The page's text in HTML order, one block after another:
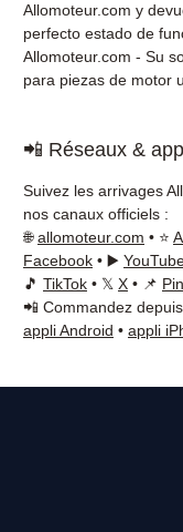
Allomoteur.com y
perfecto estado de
Allomoteur.com - Su
para piezas de motor
📲 Réseaux &
Suivez les arrivages
nos canaux officiels :
🌐allomoteur.com • ⭐
Facebook • ▶️
🎵 TikTok • 𝕏 X • 📌
📲 Commandez
appli Android • appli